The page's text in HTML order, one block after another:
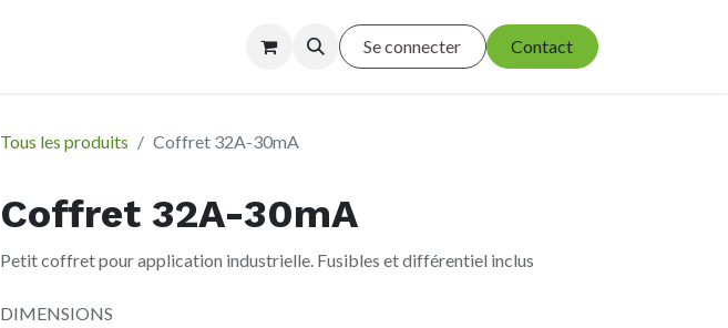
Se connecter Contact
Tous les produits Coffret 32A-30mA
Coffret 32A-30mA
Petit coffret pour application industrielle. Fusibles et différentiel inclus
DIMENSIONS